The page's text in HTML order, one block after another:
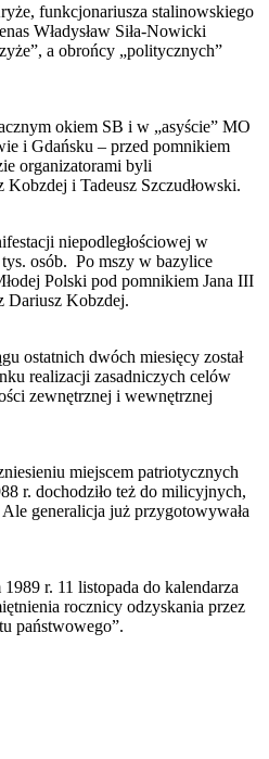
funkcjonariusza stalinowskiego
Władysław Siła-Nowicki
a obrońcy „politycznych”
okiem SB i w „asyście” MO
i Gdańsku – przed pomnikiem
organizatorami byli
i Tadeusz Szczudłowski.
niepodległościowej w
tys. osób. Po mszy w bazylice
Polski pod pomnikiem Jana III
Dariusz Kobzdej.
ostatnich dwóch miesięcy został
realizacji zasadniczych celów
zewnętrznej i wewnętrznej
miejscem patriotycznych
r. dochodziło też do milicyjnych,
generalicja już przygotowywała
r. 11 listopada do kalendarza
rocznicy odzyskania przez
państwowego”.